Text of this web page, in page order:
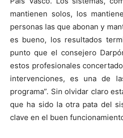
mantienen solos, los
personas las que abonan y
es bueno, los resultados
punto que el consejero
estos profesionales
intervenciones, es una de
programa”. Sin olvidar claro
que ha sido la otra pata del
clave en el buen